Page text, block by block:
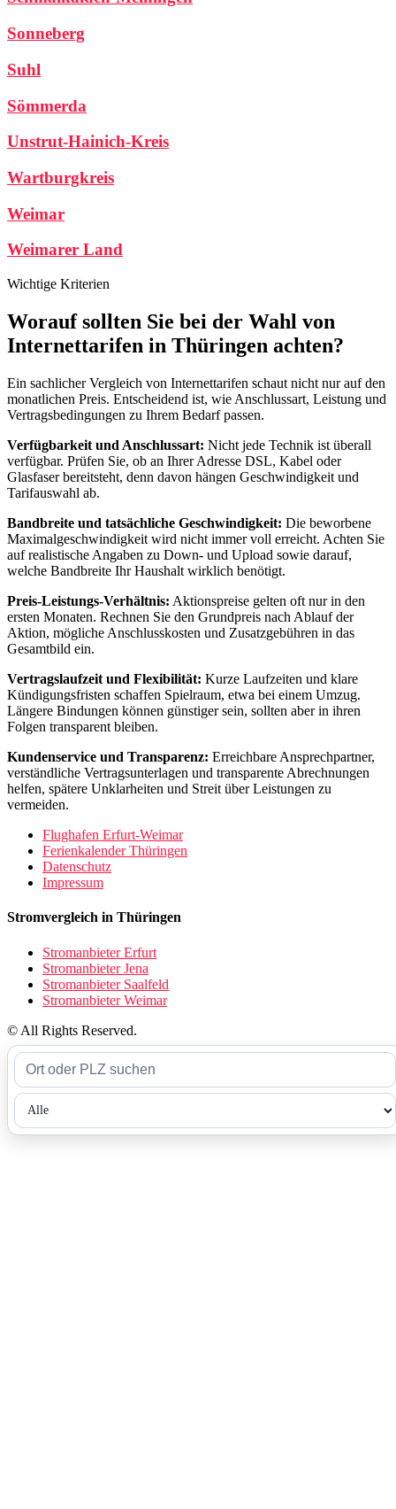
Sonneberg
Suhl
Sömmerda
Unstrut-Hainich-Kreis
Wartburgkreis
Weimar
Weimarer Land
Wichtige Kriterien
Worauf sollten Sie bei der Wahl von
Internettarifen in Thüringen achten?
Ein sachlicher Vergleich von Internettarifen schaut nicht nur auf den
monatlichen Preis. Entscheidend ist, wie Anschlussart, Leistung und
Vertragsbedingungen zu Ihrem Bedarf passen.
Verfügbarkeit und Anschlussart: Nicht jede Technik ist überall
verfügbar. Prüfen Sie, ob an Ihrer Adresse DSL, Kabel oder
Glasfaser bereitsteht, denn davon hängen Geschwindigkeit und
Tarifauswahl ab.
Bandbreite und tatsächliche Geschwindigkeit: Die beworbene
Maximalgeschwindigkeit wird nicht immer voll erreicht. Achten Sie
auf realistische Angaben zu Down- und Upload sowie darauf,
welche Bandbreite Ihr Haushalt wirklich benötigt.
Preis-Leistungs-Verhältnis: Aktionspreise gelten oft nur in den
ersten Monaten. Rechnen Sie den Grundpreis nach Ablauf der
Aktion, mögliche Anschlusskosten und Zusatzgebühren in das
Gesamtbild ein.
Vertragslaufzeit und Flexibilität: Kurze Laufzeiten und klare
Kündigungsfristen schaffen Spielraum, etwa bei einem Umzug.
Längere Bindungen können günstiger sein, sollten aber in ihren
Folgen transparent bleiben.
Kundenservice und Transparenz: Erreichbare Ansprechpartner,
verständliche Vertragsunterlagen und transparente Abrechnungen
helfen, spätere Unklarheiten und Streit über Leistungen zu
vermeiden.
Flughafen Erfurt-Weimar
Ferienkalender Thüringen
Datenschutz
Impressum
Stromvergleich in Thüringen
Stromanbieter Erfurt
Stromanbieter Jena
Stromanbieter Saalfeld
Stromanbieter Weimar
© All Rights Reserved.